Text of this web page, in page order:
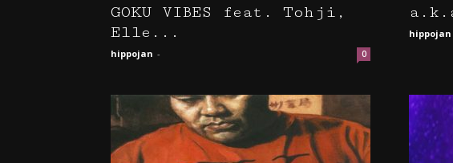
GOKU VIBES feat. Tohji,
Elle...
hippojan - 0
hippojan